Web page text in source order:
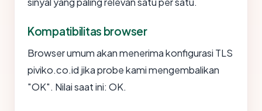
Kompatibilitas browser
Browser umum akan menerima konfigurasi TLS
piviko.co.id jika probe kami mengembalikan
"OK". Nilai saat ini: OK.